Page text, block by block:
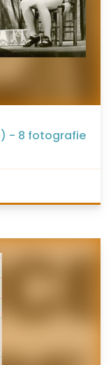
- 8 fotografie